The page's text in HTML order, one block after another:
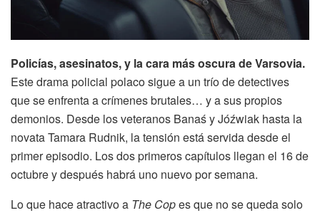
Policías, asesinatos, y la cara más oscura de Varsovia.
Este drama policial polaco sigue a un trío de detectives
que se enfrenta a crímenes brutales… y a sus propios
demonios. Desde los veteranos Banaś y Jóźwiak hasta la
novata Tamara Rudnik, la tensión está servida desde el
primer episodio. Los dos primeros capítulos llegan el 16 de
octubre y después habrá uno nuevo por semana.
Lo que hace atractivo a The Copes que no se queda solo